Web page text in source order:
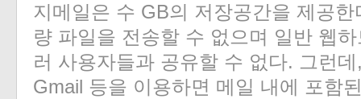
지메일은 수 GB의 저장공간을 제공
량 파일을 전송할 수 없으며 일반 웹
러 사용자들과 공유할 수 없다. 그런
Gmail 등을 이용하면 메일 내에 포함